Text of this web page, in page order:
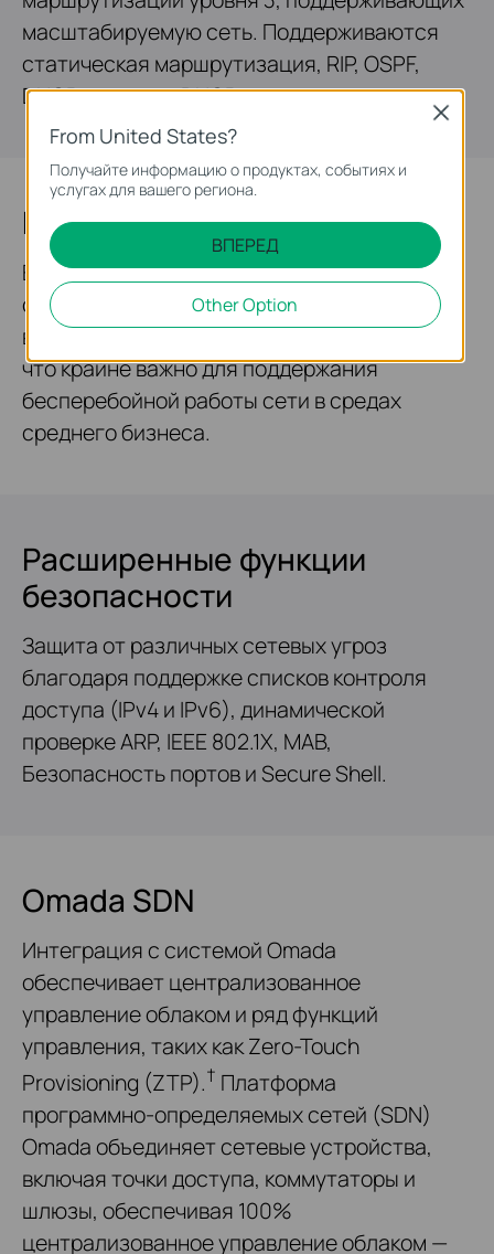
масштабируемую сеть. Поддерживаются
статическая маршрутизация, RIP, OSPF,
DHCP-сервер и DHCP-ретранслятор.
Высокая доступность
ERPS ​​(Ethernet Ring Protection Switching)
обеспечивает быструю защиту и
восстановление в кольцевых топологиях,
что крайне важно для поддержания
бесперебойной работы сети в средах
среднего бизнеса.
Расширенные функции
безопасности
Защита от различных сетевых угроз
благодаря поддержке списков контроля
доступа (IPv4 и IPv6), динамической
проверке ARP, IEEE 802.1X, MAB,
Безопасность портов и Secure Shell.
Omada SDN
Интеграция с системой Omada
обеспечивает централизованное
управление облаком и ряд функций
управления, таких как Zero-Touch
Provisioning (ZTP).† Платформа
программно-определяемых сетей (SDN)
Omada объединяет сетевые устройства,
включая точки доступа, коммутаторы и
шлюзы, обеспечивая 100%
централизованное управление облаком —
From United States?
Получайте информацию о продуктах, событиях и
услугах для вашего региона.
ВПЕРЕД
Other Option
Close